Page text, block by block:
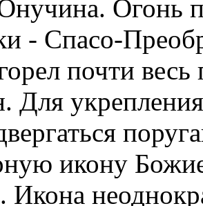
Огонь
- Спасо-
почти
Для
икону
Икона